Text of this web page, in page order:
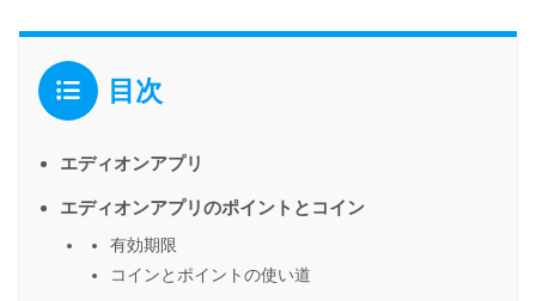
目次
エディオンアプリ
エディオンアプリのポイントとコイン
有効期限
コインとポイントの使い道